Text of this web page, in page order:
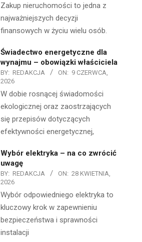
Zakup nieruchomości to jedna z
najważniejszych decyzji
finansowych w życiu wielu osób.
Świadectwo energetyczne dla
wynajmu – obowiązki właściciela
BY: REDAKCJA ON: 9 CZERWCA,
2026
W dobie rosnącej świadomości
ekologicznej oraz zaostrzających
się przepisów dotyczących
efektywności energetycznej,
Wybór elektryka – na co zwrócić
uwagę
BY: REDAKCJA ON: 28 KWIETNIA,
2026
Wybór odpowiedniego elektryka to
kluczowy krok w zapewnieniu
bezpieczeństwa i sprawności
instalacji